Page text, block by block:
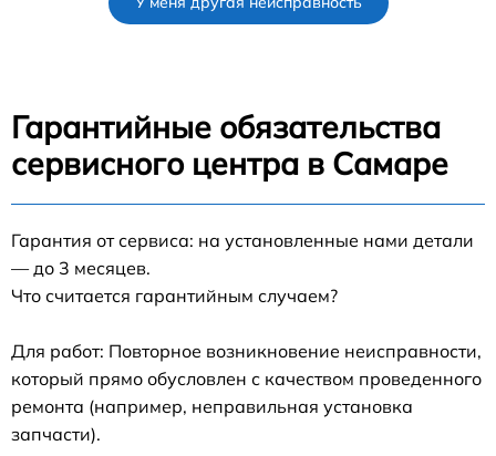
Гарантийные обязательства
сервисного центра в Самаре
Гарантия от сервиса: на установленные нами детали
— до 3 месяцев.
Что считается гарантийным случаем?
Для работ: Повторное возникновение неисправности,
который прямо обусловлен с качеством проведенного
ремонта (например, неправильная установка
запчасти).